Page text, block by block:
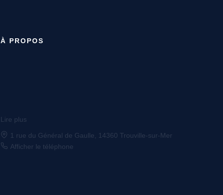
À PROPOS
Lire plus
4 rue Saint Sauveur, 14000 CAEN
Afficher le téléphone